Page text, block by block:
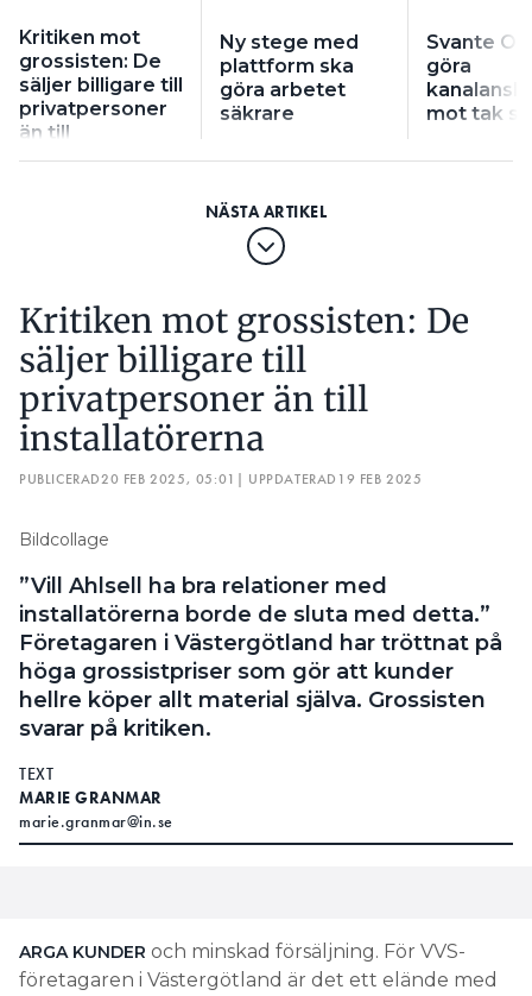
Kritiken mot
grossisten: De
säljer billigare till
privatpersoner
än till
installatörerna
Ny stege med
plattform ska
göra arbetet
säkrare
Svante
göra
mot tak
Kritiken mot grossisten: De
säljer billigare till
privatpersoner än till
installatörerna
PUBLICERAD20 FEB 2025, 05:01 | UPPDATERAD 19 FEB 2025
Bildcollage
”Vill Ahlsell ha bra relationer med
installatörerna borde de sluta med detta.”
Företagaren i Västergötland har tröttnat på
höga grossistpriser som gör att kunder
hellre köper allt material själva. Grossisten
svarar på kritiken.
TEXT
MARIE GRANMAR
marie.granmar@in.se
ARGA KUNDER och minskad försäljning. För VVS-
företagaren i Västergötland är det ett elände med